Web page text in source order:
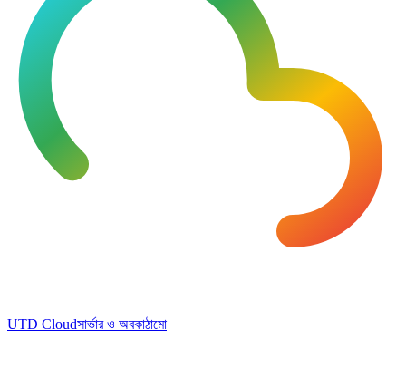
UTD Cloudসার্ভার ও অবকাঠামো